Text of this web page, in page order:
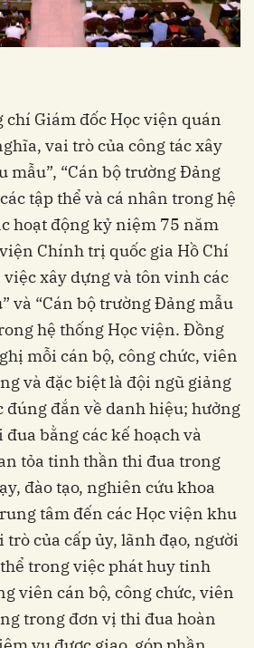
Giám đốc Học viện quán
vai trò của công tác xây
mẫu”, “Cán bộ trường Đảng
tập thể và cá nhân trong hệ
hoạt động kỷ niệm 75 năm
Chính trị quốc gia Hồ Chí
xây dựng và tôn vinh các
và “Cán bộ trường Đảng mẫu
hệ thống Học viện. Đồng
mỗi cán bộ, công chức, viên
và đặc biệt là đội ngũ giảng
đắn về danh hiệu; hưởng
bằng các kế hoạch và
tỏa tinh thần thi đua trong
đào tạo, nghiên cứu khoa
tâm đến các Học viện khu
của cấp ủy, lãnh đạo, người
trong việc phát huy tinh
viên cán bộ, công chức, viên
trong đơn vị thi đua hoàn